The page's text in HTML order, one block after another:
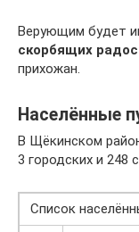
Верующим будет
скорбящих
прихожан.
Населённые
В Щёкинском
3 городских и 248
Список